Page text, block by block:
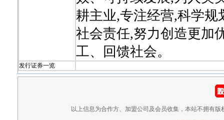
耕主业,专注经营,科学规
社会责任,努力创造更加
工、回馈社会。
发行证券一览
以上信息为合作方、加盟公司及会员收集，本站不拥有